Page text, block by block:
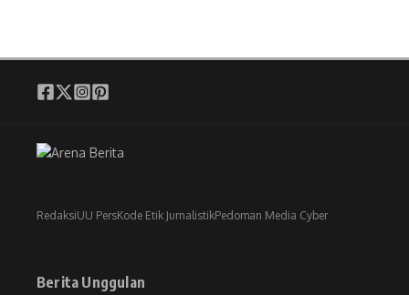
RedaksiUU PersKode Etik JurnalistikPedoman Media Cyber
Berita Unggulan